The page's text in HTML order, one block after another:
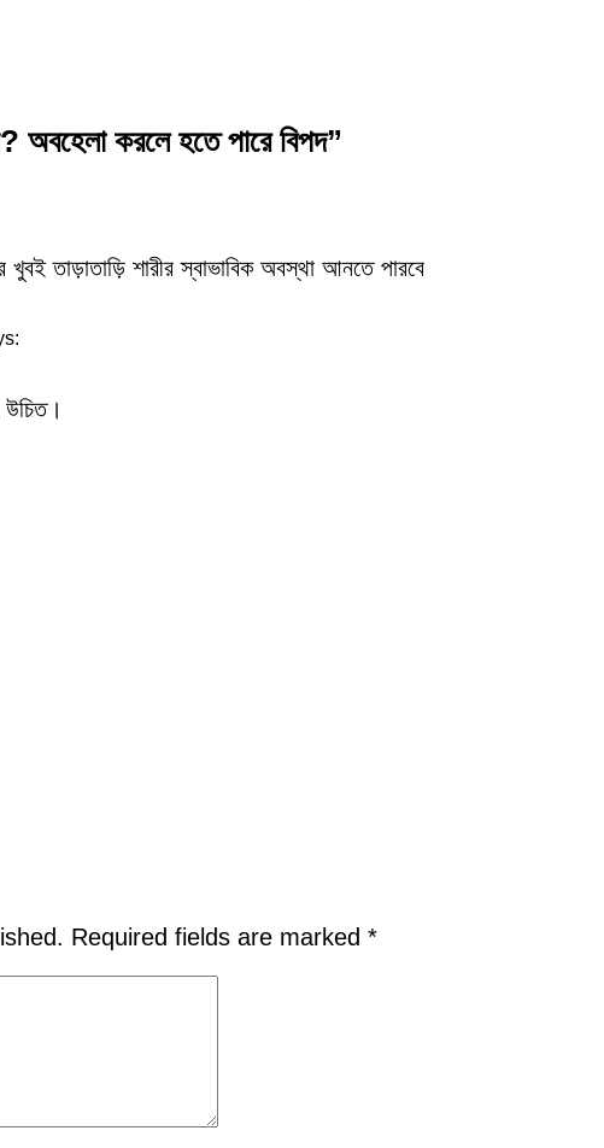
করলে হতে পারে বিপদ”
খুবই তাড়াতাড়ি শারীর স্বাভাবিক অবস্থা আনতে পারবে
উচিত।
Required fields are marked *